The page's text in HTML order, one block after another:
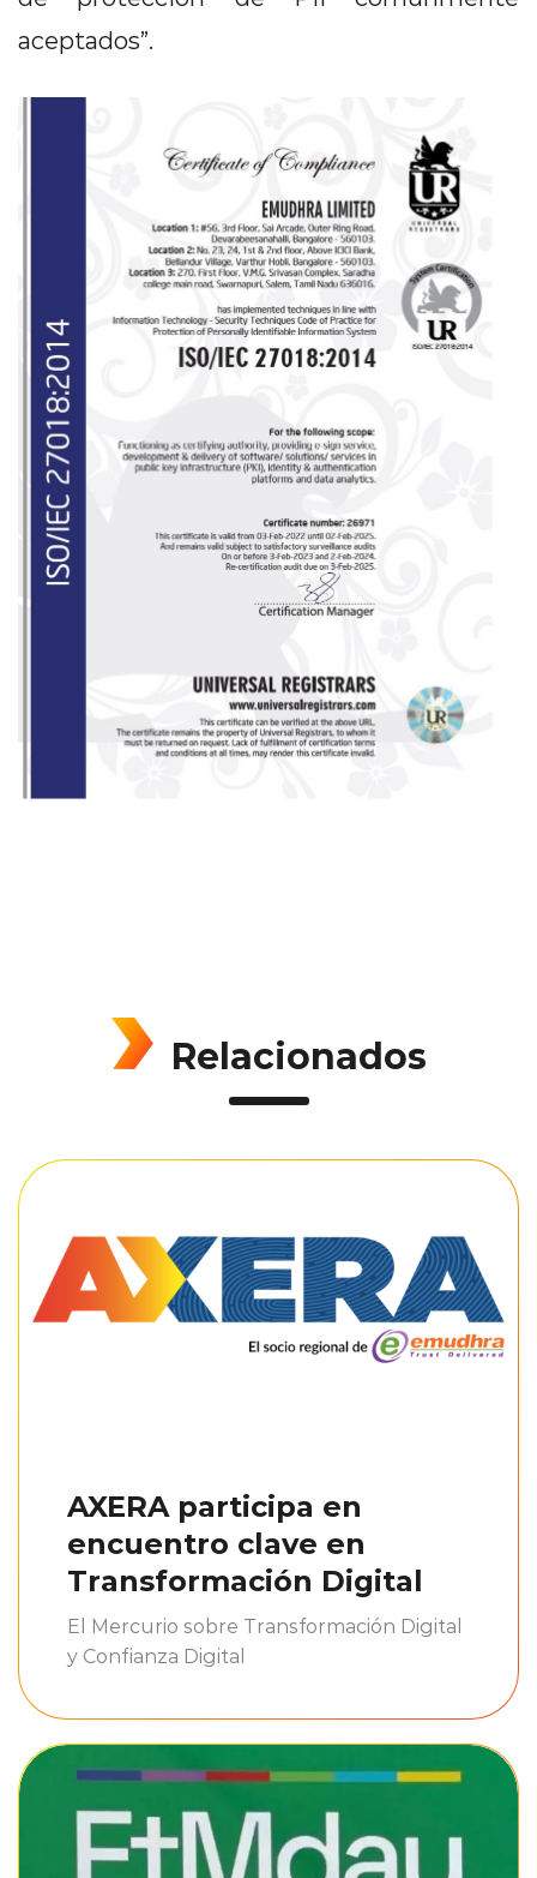
aceptados”.
Relacionados
AXERA participa en
encuentro clave en
Transformación Digital
El Mercurio sobre Transformación Digital
y Confianza Digital